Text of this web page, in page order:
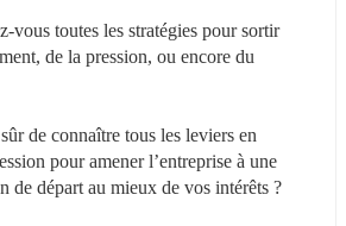
vous toutes les stratégies pour sortir
de la pression, ou encore du
de connaître tous les leviers en
pour amener l’entreprise à une
de départ au mieux de vos intérêts ?